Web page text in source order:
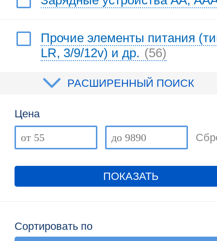
Прочие элементы питания
LR, 3/9/12v) и др. (56)
РАСШИРЕННЫЙ ПОИСК
Цена
ПОКАЗАТЬ
Сортировать по